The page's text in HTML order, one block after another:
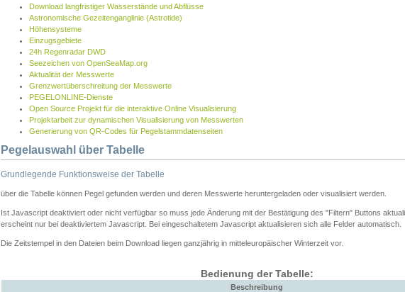
Download langfristiger Wasserstände und Abflüsse
Astronomische Gezeitenganglinie (Astrotide)
Höhensysteme
Einzugsgebiete
24h Regenradar DWD
Seezeichen von OpenSeaMap.org
Aktualität der Messwerte
Grenzwertüberschreitung der Messwerte
PEGELONLINE-Dienste
Open Source Projekt für die interaktive Online Visualisierung
Projektarbeit zur dynamischen Visualisierung von Messwerten
Generierung von QR-Codes für Pegelstammdatenseiten
Pegelauswahl über Tabelle
Grundlegende Funktionsweise der Tabelle
über die Tabelle können Pegel gefunden werden und deren Messwerte heruntergeladen oder visualisiert werden.
Ist Javascript deaktiviert oder nicht verfügbar so muss jede Änderung mit der Bestätigung des "Filtern" Buttons
erscheint nur bei deaktiviertem Javascript. Bei eingeschaltetem Javascript aktualisieren sich alle Felder automatisch.
Die Zeitstempel in den Dateien beim Download liegen ganzjährig in mitteleuropäischer Winterzeit vor.
Bedienung der Tabelle:
Beschreibung